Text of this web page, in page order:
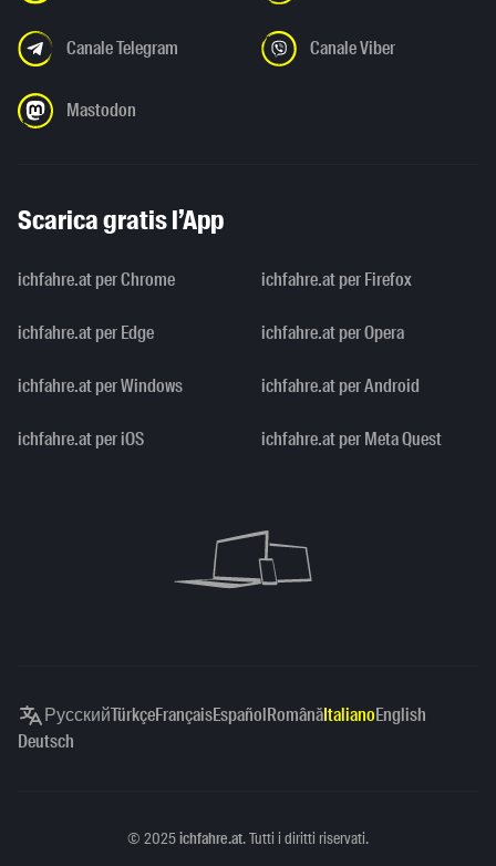
Canale Telegram Canale Viber
Mastodon
Scarica gratis l’App
ichfahre.at per Chrome ichfahre.at per Firefox
ichfahre.at per Edge ichfahre.at per Opera
ichfahre.at per Windows ichfahre.at per Android
ichfahre.at per iOS ichfahre.at per Meta Quest
РусскийTürkçeFrançaisEspañolRomânăItalianoEnglish
Deutsch
Copyright
© 2025ichfahre.at. Tutti i diritti riservati.